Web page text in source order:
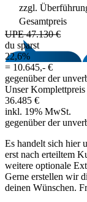
zzgl.
Gesamtpreis
UPE 47.130 €
du sparst
22,6%
= 10.645,- €
gegenüber der
Unser Komplettpreis
36.485 €
inkl. 19% MwSt.
gegenüber der
Es handelt sich hier
erst nach erteiltem
weitere optionale
Gerne erstellen wir
deinen Wünschen.